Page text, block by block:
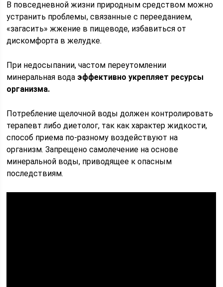
В повседневной жизни природным средством можно
устранить проблемы, связанные с перееданием,
«загасить» жжение в пищеводе, избавиться от
дискомфорта в желудке.
При недосыпании, частом переутомлении
минеральная вода эффективно укрепляет ресурсы
организма.
Потребление щелочной воды должен контролировать
терапевт либо диетолог, так как характер жидкости,
способ приема по-разному воздействуют на
организм. Запрещено самолечение на основе
минеральной воды, приводящее к опасным
последствиям.